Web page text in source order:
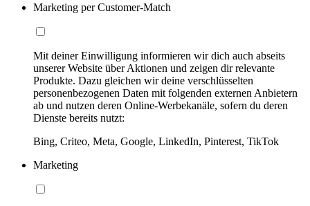
Marketing per Customer-Match
Mit deiner Einwilligung informieren wir dich auch abseits
unserer Website über Aktionen und zeigen dir relevante
Produkte. Dazu gleichen wir deine verschlüsselten
personenbezogenen Daten mit folgenden externen Anbietern
ab und nutzen deren Online-Werbekanäle, sofern du deren
Dienste bereits nutzt:
Bing, Criteo, Meta, Google, LinkedIn, Pinterest, TikTok
Marketing